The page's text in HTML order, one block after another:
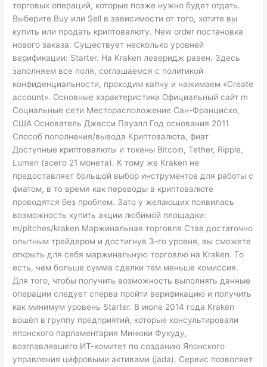
торговых операций, которые позже нужно будет отдать.
Выберите Buy или Sell в зависимости от того, хотите вы
купить или продать криптовалюту. New order постановка
нового заказа. Существует несколько уровней
верификации: Starter. На Kraken леверидж равен. Здесь
заполняем все поля, соглашаемся с политикой
конфиденциальности, проходим капчу и нажимаем «Create
account». Основные характеристики Официальный сайт m
Социальные сети Месторасположение Сан-Франциско,
США Основатель Джесси Пауэлл Год основания 2011
Способ пополнения/вывода Криптовалюта, фиат
Доступные криптовалюты и токены Bitcoin, Tether, Ripple,
Lumen (всего 21 монета). К тому же Kraken не
предоставляет большой выбор инструментов для работы с
фиатом, в то время как переводы в криптовалюте
проводятся без проблем. Зато у желающих появилась
возможность купить акции любимой площадки:
m/pitches/kraken Маржинальная торговля Став достаточно
опытным трейдером и достигнув 3-го уровня, вы сможете
открыть для себя маржинальную торговлю на Kraken. То
есть, чем больше сумма сделки тем меньше комиссия.
Для того, чтобы получить возможность выполнять данные
операции следует сперва пройти верификацию и получить
как минимум уровень Starter. В июле 2014 года Kraken
вошёл в группу предприятий, которые консультировали
японского парламентария Минюки Фукуду,
возглавлявшего ИТ-комитет по созданию Японского
управления цифровыми активами (jada). Сервис позволяет